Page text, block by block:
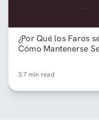
¿Por Qué los Faros
Cómo Mantenerse
3.7 min read